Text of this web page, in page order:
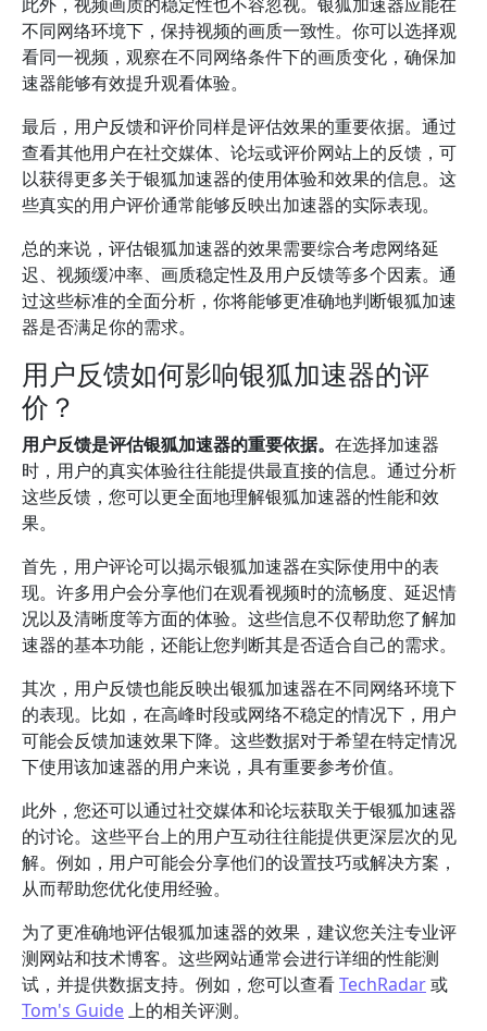
不同网络环境下，保持视频的画质一致性。你可以选择观
看同一视频，观察在不同网络条件下的画质变化，确保加
速器能够有效提升观看体验。
最后，用户反馈和评价同样是评估效果的重要依据。通过
查看其他用户在社交媒体、论坛或评价网站上的反馈，可
以获得更多关于银狐加速器的使用体验和效果的信息。这
些真实的用户评价通常能够反映出加速器的实际表现。
总的来说，评估银狐加速器的效果需要综合考虑网络延
迟、视频缓冲率、画质稳定性及用户反馈等多个因素。通
过这些标准的全面分析，你将能够更准确地判断银狐加速
器是否满足你的需求。
用户反馈如何影响银狐加速器的评
价？
用户反馈是评估银狐加速器的重要依据。 在选择加速器
时，用户的真实体验往往能提供最直接的信息。通过分析
这些反馈，您可以更全面地理解银狐加速器的性能和效
果。
首先，用户评论可以揭示银狐加速器在实际使用中的表
现。许多用户会分享他们在观看视频时的流畅度、延迟情
况以及清晰度等方面的体验。这些信息不仅帮助您了解加
速器的基本功能，还能让您判断其是否适合自己的需求。
其次，用户反馈也能反映出银狐加速器在不同网络环境下
的表现。比如，在高峰时段或网络不稳定的情况下，用户
可能会反馈加速效果下降。这些数据对于希望在特定情况
下使用该加速器的用户来说，具有重要参考价值。
此外，您还可以通过社交媒体和论坛获取关于银狐加速器
的讨论。这些平台上的用户互动往往能提供更深层次的见
解。例如，用户可能会分享他们的设置技巧或解决方案，
从而帮助您优化使用经验。
为了更准确地评估银狐加速器的效果，建议您关注专业评
测网站和技术博客。这些网站通常会进行详细的性能测
试，并提供数据支持。例如，您可以查看TechRadar或
Tom's Guide上的相关评测。